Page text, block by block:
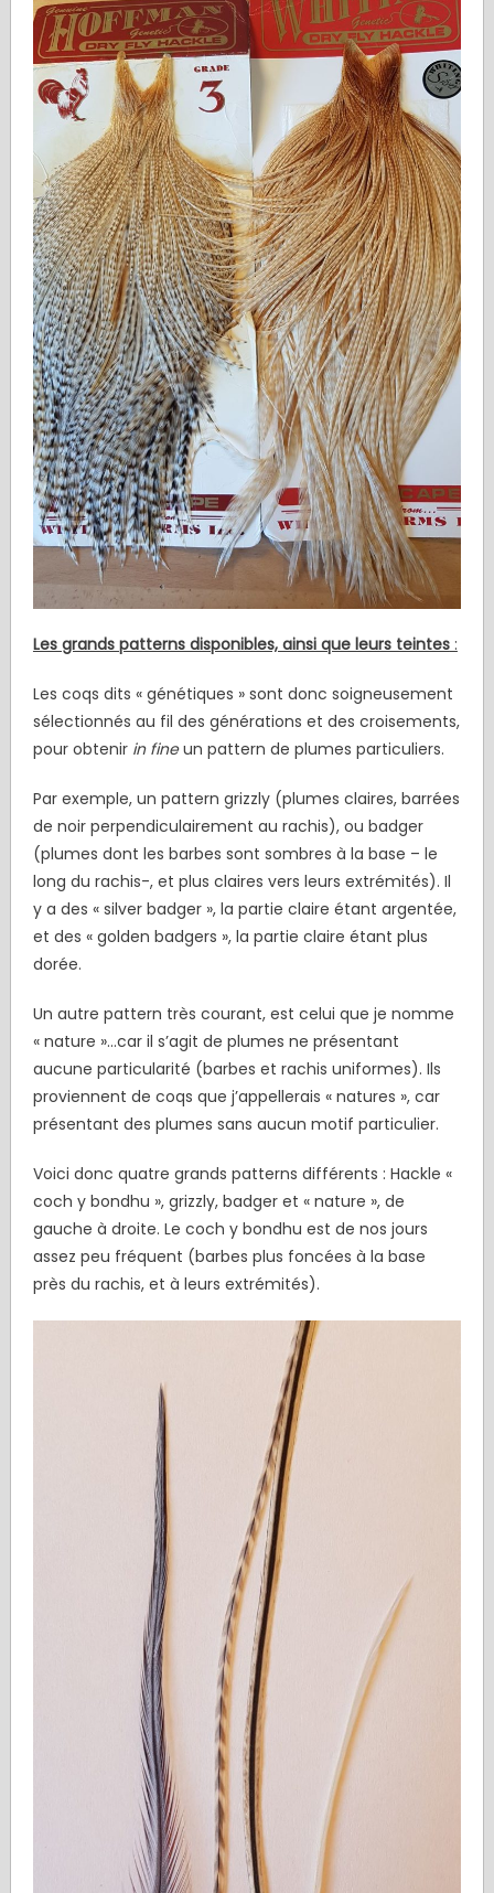
Les grands patterns disponibles, ainsi que leurs teintes:
Les coqs dits « génétiques » sont donc soigneusement
sélectionnés au fil des générations et des croisements,
pour obtenir in fineun pattern de plumes particuliers.
Par exemple, un pattern grizzly (plumes claires, barrées
de noir perpendiculairement au rachis), ou badger
(plumes dont les barbes sont sombres à la base – le
long du rachis-, et plus claires vers leurs extrémités). Il
y a des « silver badger », la partie claire étant argentée,
et des « golden badgers », la partie claire étant plus
dorée.
Un autre pattern très courant, est celui que je nomme
« nature »…car il s’agit de plumes ne présentant
aucune particularité (barbes et rachis uniformes). Ils
proviennent de coqs que j’appellerais « natures », car
présentant des plumes sans aucun motif particulier.
Voici donc quatre grands patterns différents : Hackle «
coch y bondhu », grizzly, badger et « nature », de
gauche à droite. Le coch y bondhu est de nos jours
assez peu fréquent (barbes plus foncées à la base
près du rachis, et à leurs extrémités).